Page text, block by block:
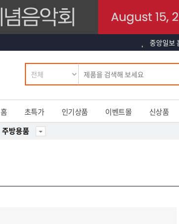
중앙일보
홈 초특가 인기상품 이벤트몰 신상품
주방용품